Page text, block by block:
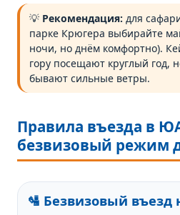
💡 Рекомендация: для
парке Крюгера выбирайте
ночи, но днём комфортно).
гору посещают круглый год,
бывают сильные ветры.
Правила въезда в
безвизовый режим
🛂 Безвизовый въезд